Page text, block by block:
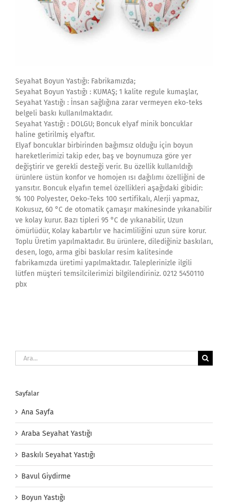
Seyahat Boyun Yastığı: Fabrikamızda;
Seyahat Boyun Yastığı : KUMAŞ; 1 kalite regule kumaşlar,
Seyahat Yastığı : İnsan sağlığına zarar vermeyen eko-teks
belgeli baskı kullanılmaktadır.
Seyahat Yastığı : DOLGU; Boncuk elyaf minik boncuklar
haline getirilmiş elyaftır.
Elyaf boncuklar birbirinden bağımsız olduğu için boyun
hareketlerimizi takip eder, baş ve boynumuza göre yer
değiştirir ve gerekli desteği verir. Bu özellik kullanıldığı
ürünlere üstün konfor ve homojen ısı dağılımı özelliğini de
yansıtır. Boncuk elyafın temel özellikleri aşağıdaki gibidir:
% 100 Polyester, Oeko-Teks 100 sertifikalı, Alerji yapmaz,
Kokusuz, 60 °C de otomatik çamaşır makinesinde yıkanabilir
ve kolay kurur. Bazı tipleri 95 °C de yıkanabilir, Uzun
ömürlüdür, Kolay kabartılır ve hacimliliğini uzun süre korur.
Toplu Üretim yapılmaktadır. Bu ürünlere, dilediğiniz baskıları,
desen, logo, arma gibi baskılar resim kalitesinde
fabrikamızda üretimi yapılmaktadır. Taleplerinizle ilgili
lütfen müşteri temsilcilerimizi bilgilendiriniz. 0212 5450110
pbx
Ara:
Sayfalar
Ana Sayfa
Araba Seyahat Yastığı
Baskılı Seyahat Yastığı
Bavul Giydirme
Boyun Yastığı